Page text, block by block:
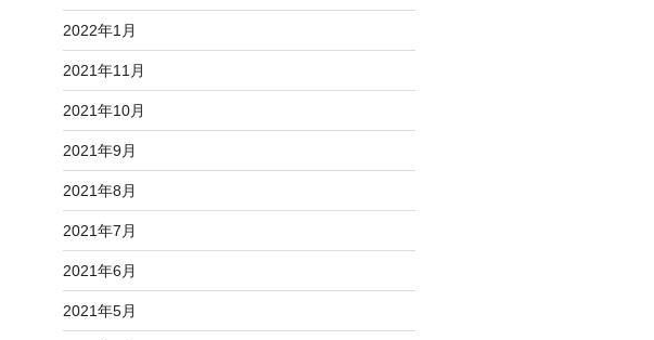
2022年1月
2021年11月
2021年10月
2021年9月
2021年8月
2021年7月
2021年6月
2021年5月